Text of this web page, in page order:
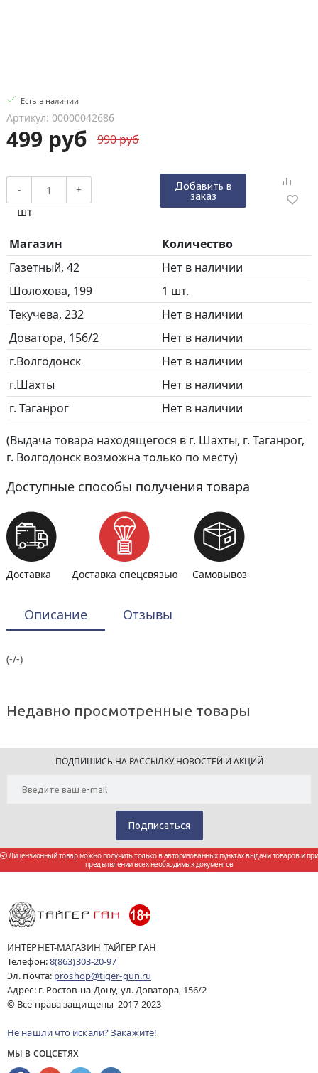
Есть в наличии
Артикул: 00000042686
499 руб 990 руб
- +
шт
Добавить в
заказ
Магазин
Количество
Газетный, 42
Нет в наличии
Шолохова, 199
1 шт.
Текучева, 232
Нет в наличии
Доватора, 156/2
Нет в наличии
г.Волгодонск
Нет в наличии
г.Шахты
Нет в наличии
г. Таганрог
Нет в наличии
(Выдача товара находящегося в г. Шахты, г. Таганрог,
г. Волгодонск возможна только по месту)
Доступные способы получения товара
Доставка Доставка спецсвязью Самовывоз
Описание Отзывы
(-/-)
Недавно просмотренные товары
ПОДПИШИСЬ НА РАССЫЛКУ НОВОСТЕЙ И АКЦИЙ
Лицензионный товар можно получить только в авторизованных пунктах выдачи товаров и при
предъявлении всех необходимых документов
ИНТЕРНЕТ-МАГАЗИН ТАЙГЕР ГАН
Телефон:8(863)303-20-97
Эл. почта: proshop@tiger-gun.ru
Адрес: г. Ростов-на-Дону, ул. Доватора, 156/2
© Все права защищены 2017-2023
Не нашли что искали? Закажите!
МЫ В СОЦСЕТЯХ